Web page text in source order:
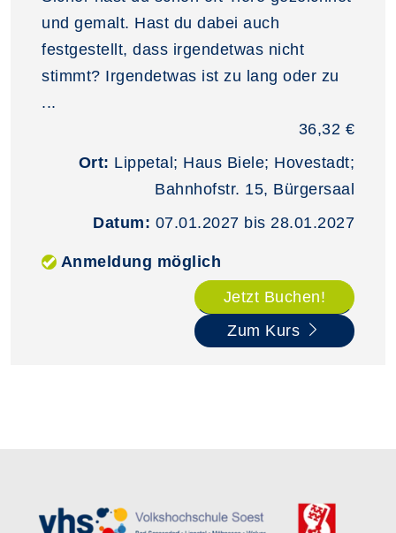
und gemalt. Hast du dabei auch
festgestellt, dass irgendetwas nicht
stimmt? Irgendetwas ist zu lang oder zu
...
36,32 €
Ort: Lippetal; Haus Biele; Hovestadt;
Bahnhofstr. 15, Bürgersaal
Datum: 07.01.2027 bis 28.01.2027
Anmeldung möglich
Jetzt Buchen!
Zum Kurs